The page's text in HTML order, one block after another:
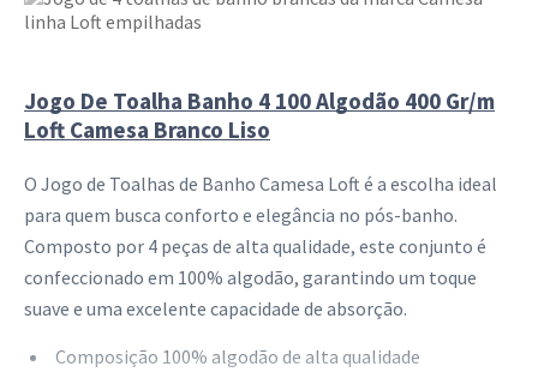
Jogo De Toalha Banho 4 100 Algodão 400 Gr/m
Loft Camesa Branco Liso
O Jogo de Toalhas de Banho Camesa Loft é a escolha ideal
para quem busca conforto e elegância no pós-banho.
Composto por 4 peças de alta qualidade, este conjunto é
confeccionado em 100% algodão, garantindo um toque
suave e uma excelente capacidade de absorção.
Composição 100% algodão de alta qualidade